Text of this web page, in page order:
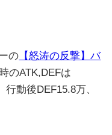
の 【怒涛の反撃】バ
のATK,DEFは
行動後DEF15.8万、